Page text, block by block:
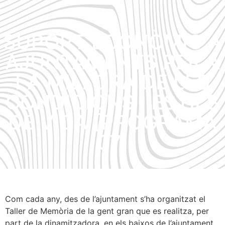
SUPORT ECONÒMIC A
AJUNTAMENTS PER A
LA MILLORA DE LES
CONDICIONS I ESTILS
DE VIDA [PROGRAMA
07]
Com cada any, des de l’ajuntament s’ha organitzat el
Taller de Memòria de la gent gran que es realitza, per
part de la dinamitzadora, en els baixos de l’ajuntament,